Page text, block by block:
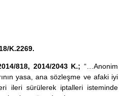
K.2269.
818, 2014/2043 K.; “…Anonim
yasa, ana sözleşme ve afaki iyi
ileri sürülerek iptalleri isteminde